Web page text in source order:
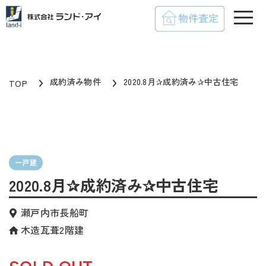
TOP 成約済み物件 2020.8月✰成約済み✰中古住宅
一戸建
2020.8月✰成約済み✰中古住宅
瀬戸内市長船町
木造瓦葺2階建